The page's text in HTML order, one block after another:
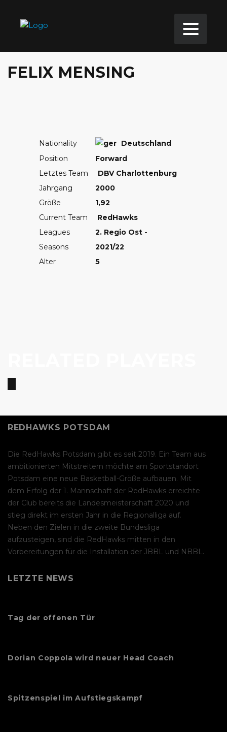
FELIX MENSING
Nationality
Deutschland
Position
Forward
Letztes Team
DBV Charlottenburg
Jahrgang
2000
Größe
1,92
Current Team
RedHawks
Leagues
2. Regio Ost -
Seasons
2021/22
Alter
5
Forward
Forward
REDHAWKS POTSDAM
Die RedHawks Potsdam gibt es seit 2019. Ein Team aus
ambitionierten Mitstreitern möchte am Sportstandort
Potsdam eine neue Basketball-Größe aufbauen. Mit
dem Erfolg der 1. Mannschaft der RedHawks erreichte
der Club bereits die Landesmeisterschaft 2020 und
stieg direkt im ersten Jahr in die Regionalliga auf.
Neben den Zielen in die zweite Bundesliga
aufzusteigen, sind die RedHawks mitten in den
Vorbereitungen für die Installation der JBBL und NBBL.
LETZTE NEWS
Tag der offenen Tür
Dorian Coppola wird neuer Head Coach
Spitzenspiel im Aufstiegskampf